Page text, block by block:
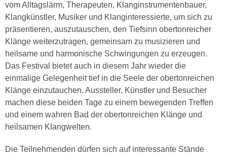
vom Alltagslärm, Therapeuten, Klanginstrumentenbauer,
Klangkünstler, Musiker und Klanginteressierte, um sich zu
präsentieren, auszutauschen, den Tiefsinn obertonreicher
Klänge weiterzutragen, gemeinsam zu musizieren und
heilsame und harmonische Schwingungen zu erzeugen.
Das Festival bietet auch in diesem Jahr wieder die
einmalige Gelegenheit tief in die Seele der obertonreichen
Klänge einzutauchen. Aussteller, Künstler und Besucher
machen diese beiden Tage zu einem bewegenden Treffen
und einem wahren Bad der obertonreichen Klänge und
heilsamen Klangwelten.
Die Teilnehmenden dürfen sich auf interessante Stände